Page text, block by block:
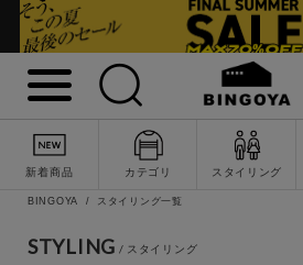
新着商品 カテゴリ スタイリング
詳細検索
BINGOYA スタイリング一覧
STYLING